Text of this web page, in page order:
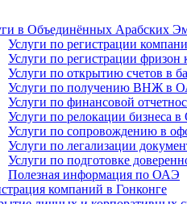
в Объединённых Арабских
Услуги по регистрации
Услуги по регистрации
Услуги по открытию счетов в
Услуги по получению ВНЖ в
Услуги по финансовой
Услуги по релокации бизнеса
Услуги по сопровождению в
Услуги по легализации
Услуги по подготовке
Полезная информация по ОАЭ
компаний в Гонконге